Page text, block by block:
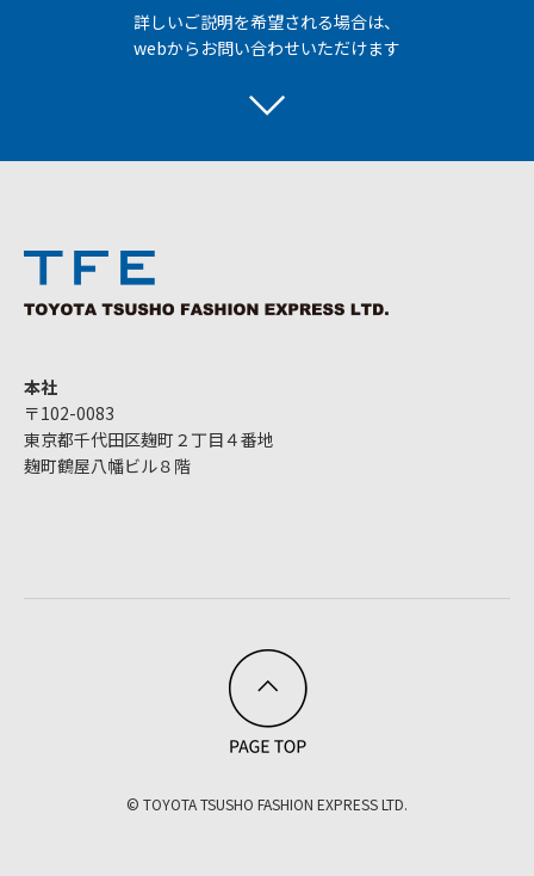
詳しいご説明を希望される場合は、
webからお問い合わせいただけます
本社
〒102-0083
東京都千代田区麹町２丁目４番地
麹町鶴屋八幡ビル８階
© TOYOTA TSUSHO FASHION EXPRESS LTD.